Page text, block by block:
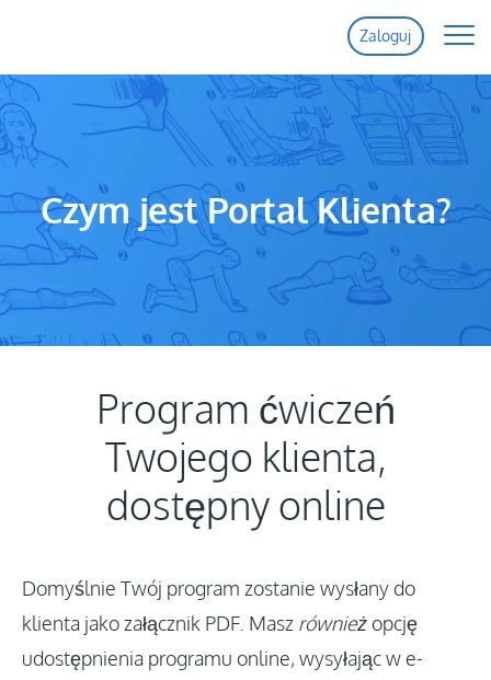
Strona Główna
Funkcje
Ceny
Pomoc
Aktualizacje
Zaloguj
Czym jest Portal Klienta?
Program ćwiczeń
Twojego klienta,
dostępny online
Domyślnie Twój program zostanie wysłany do
klienta jako załącznik PDF. Masz również opcję
udostępnienia programu online, wysyłając w e-